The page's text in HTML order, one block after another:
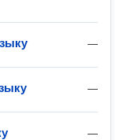
—
—
—